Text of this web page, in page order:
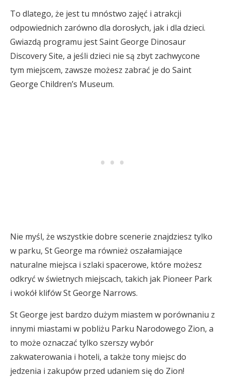
To dlatego, że jest tu mnóstwo zajęć i atrakcji
odpowiednich zarówno dla dorosłych, jak i dla dzieci.
Gwiazdą programu jest Saint George Dinosaur
Discovery Site, a jeśli dzieci nie są zbyt zachwycone
tym miejscem, zawsze możesz zabrać je do Saint
George Children’s Museum.
Nie myśl, że wszystkie dobre scenerie znajdziesz tylko
w parku, St George ma również oszałamiające
naturalne miejsca i szlaki spacerowe, które możesz
odkryć w świetnych miejscach, takich jak Pioneer Park
i wokół klifów St George Narrows.
St George jest bardzo dużym miastem w porównaniu z
innymi miastami w pobliżu Parku Narodowego Zion, a
to może oznaczać tylko szerszy wybór
zakwaterowania i hoteli, a także tony miejsc do
jedzenia i zakupów przed udaniem się do Zion!